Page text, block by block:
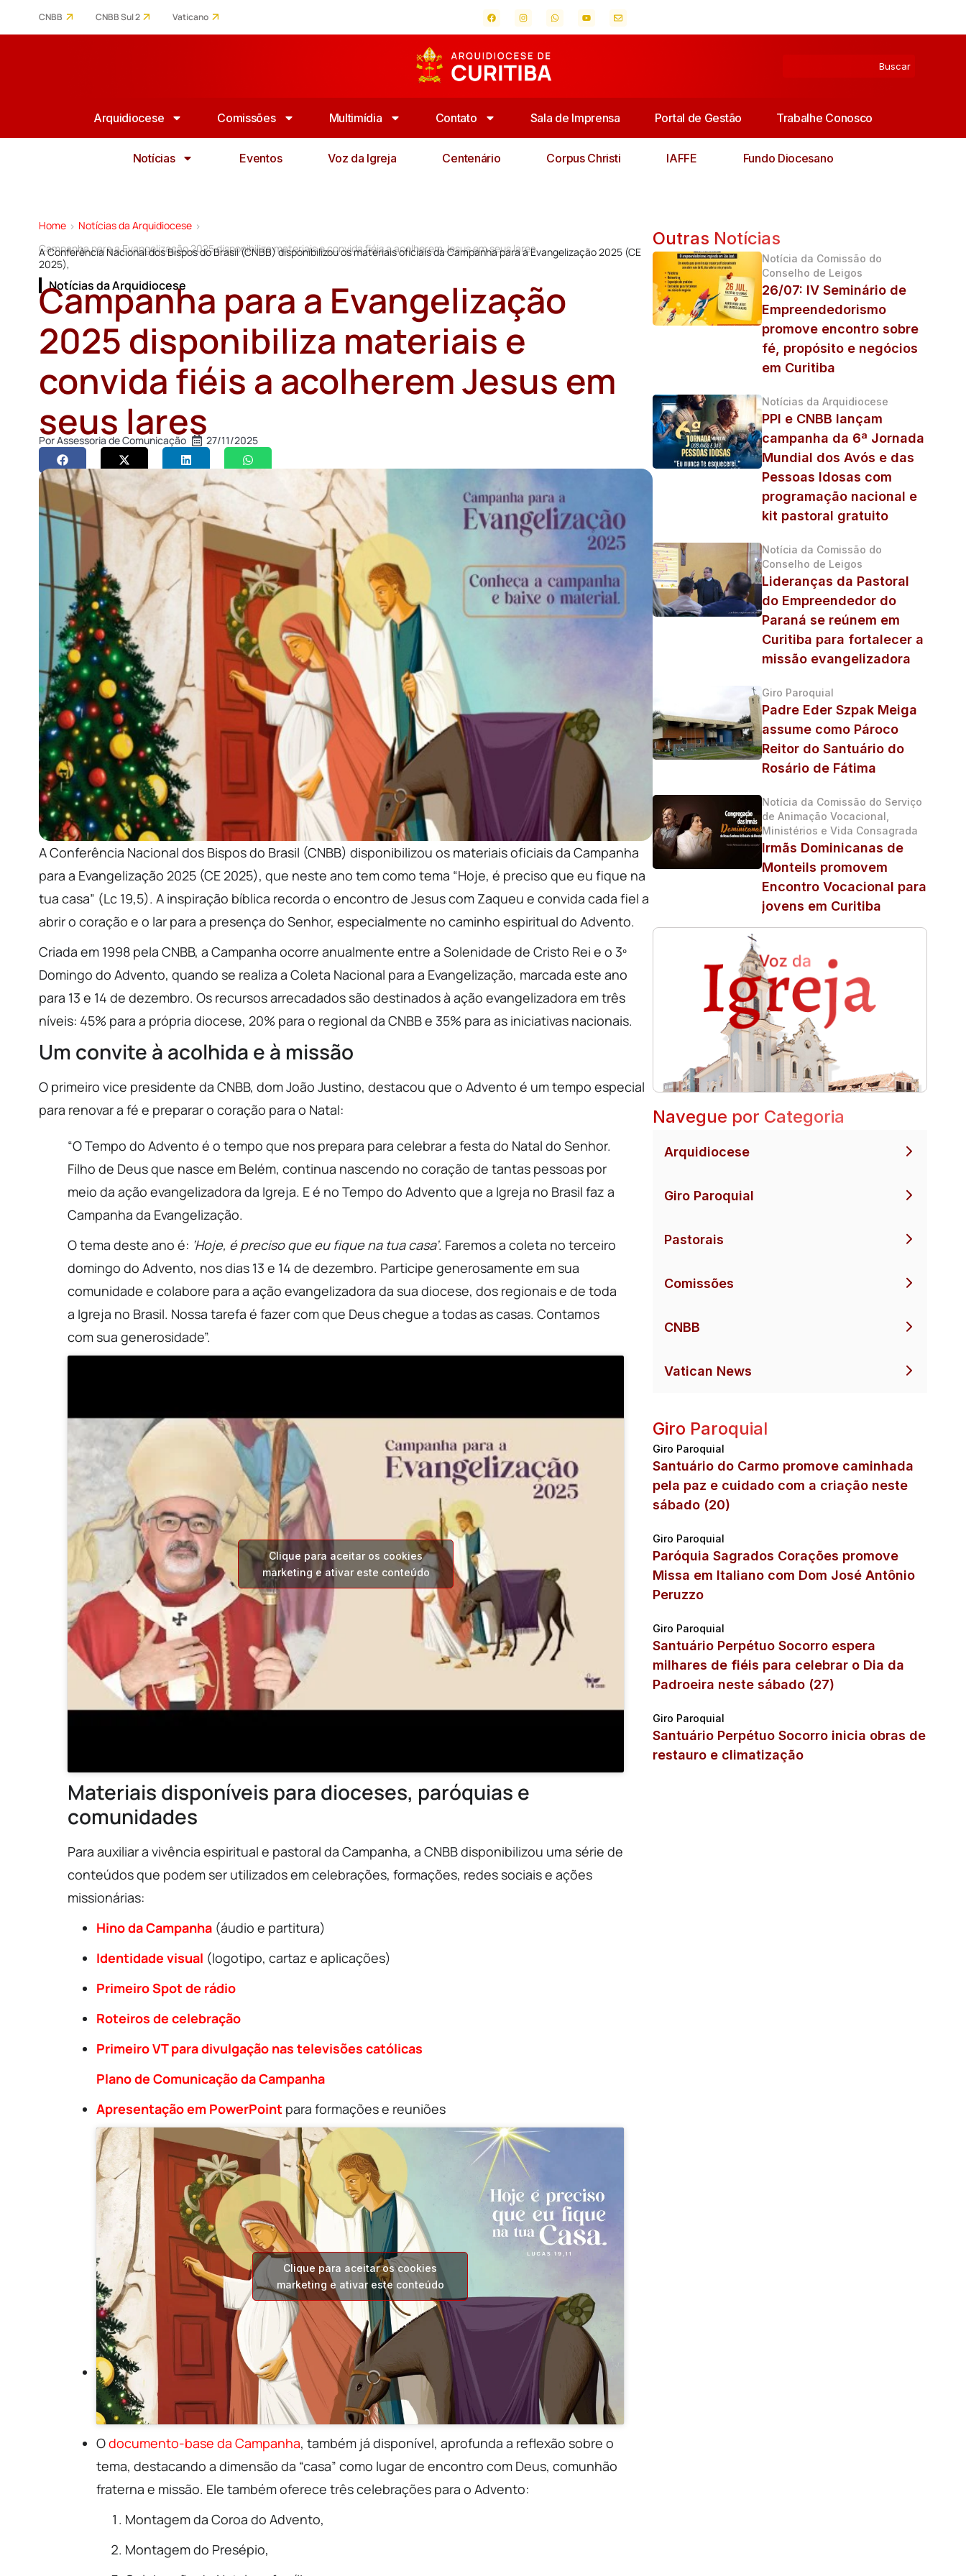
CNBB CNBB Sul 2 Vaticano
Arquidiocese Comissões Multimídia Contato Sala de Imprensa Portal de Gestão Trabalhe Conosco
Notícias Eventos Voz da Igreja Centenário Corpus Christi IAFFE Fundo Diocesano
Home > Notícias da Arquidiocese >
Campanha para a Evangelização 2025 disponibiliza materiais e convida fiéis a acolherem Jesus em seus lares
A Conferência Nacional dos Bispos do Brasil (CNBB) disponibilizou os materiais oficiais da Campanha para a Evangelização 2025 (CE
2025),
Notícias da Arquidiocese
Campanha para a Evangelização
2025 disponibiliza materiais e
convida fiéis a acolherem Jesus em
seus lares
PorAssessoria de Comunicação 27/11/2025
A Conferência Nacional dos Bispos do Brasil (CNBB) disponibilizou os materiais oficiais da Campanha
para a Evangelização 2025 (CE 2025), que neste ano tem como tema “Hoje, é preciso que eu fique na
tua casa” (Lc 19,5). A inspiração bíblica recorda o encontro de Jesus com Zaqueu e convida cada fiel a
abrir o coração e o lar para a presença do Senhor, especialmente no caminho espiritual do Advento.
Criada em 1998 pela CNBB, a Campanha ocorre anualmente entre a Solenidade de Cristo Rei e o 3º
Domingo do Advento, quando se realiza a Coleta Nacional para a Evangelização, marcada este ano
para 13 e 14 de dezembro. Os recursos arrecadados são destinados à ação evangelizadora em três
níveis: 45% para a própria diocese, 20% para o regional da CNBB e 35% para as iniciativas nacionais.
Um convite à acolhida e à missão
O primeiro vice presidente da CNBB, dom João Justino, destacou que o Advento é um tempo especial
para renovar a fé e preparar o coração para o Natal:
“O Tempo do Advento é o tempo que nos prepara para celebrar a festa do Natal do Senhor.
Filho de Deus que nasce em Belém, continua nascendo no coração de tantas pessoas por
meio da ação evangelizadora da Igreja. E é no Tempo do Advento que a Igreja no Brasil faz a
Campanha da Evangelização.
O tema deste ano é: ‘Hoje, é preciso que eu fique na tua casa’. Faremos a coleta no terceiro
domingo do Advento, nos dias 13 e 14 de dezembro. Participe generosamente em sua
comunidade e colabore para a ação evangelizadora da sua diocese, dos regionais e de toda
a Igreja no Brasil. Nossa tarefa é fazer com que Deus chegue a todas as casas. Contamos
com sua generosidade”.
Clique para aceitar os cookies
marketing e ativar este conteúdo
Materiais disponíveis para dioceses, paróquias e
comunidades
Para auxiliar a vivência espiritual e pastoral da Campanha, a CNBB disponibilizou uma série de
conteúdos que podem ser utilizados em celebrações, formações, redes sociais e ações
missionárias:
Hino da Campanha (áudio e partitura)
Identidade visual (logotipo, cartaz e aplicações)
Primeiro Spot de rádio
Roteiros de celebração
Primeiro VT para divulgação nas televisões católicas
Plano de Comunicação da Campanha
Apresentação em PowerPoint para formações e reuniões
Clique para aceitar os cookies
marketing e ativar este conteúdo
Odocumento-base da Campanha, também já disponível, aprofunda a reflexão sobre o
tema, destacando a dimensão da “casa” como lugar de encontro com Deus, comunhão
fraterna e missão. Ele também oferece três celebrações para o Advento:
Montagem da Coroa do Advento,
Montagem do Presépio,
Outras Notícias
Notícia da Comissão do
Conselho de Leigos
26/07: IV Seminário de
Empreendedorismo
promove encontro sobre
fé, propósito e negócios
em Curitiba
Notícias da Arquidiocese
PPI e CNBB lançam
campanha da 6ª Jornada
Mundial dos Avós e das
Pessoas Idosas com
programação nacional e
kit pastoral gratuito
Notícia da Comissão do
Conselho de Leigos
Lideranças da Pastoral
do Empreendedor do
Paraná se reúnem em
Curitiba para fortalecer a
missão evangelizadora
Giro Paroquial
Padre Eder Szpak Meiga
assume como Pároco
Reitor do Santuário do
Rosário de Fátima
Notícia da Comissão do Serviço
de Animação Vocacional,
Ministérios e Vida Consagrada
Irmãs Dominicanas de
Monteils promovem
Encontro Vocacional para
jovens em Curitiba
Navegue por Categoria
Arquidiocese
Giro Paroquial
Pastorais
Comissões
CNBB
Vatican News
Giro Paroquial
Giro Paroquial
Santuário do Carmo promove caminhada
pela paz e cuidado com a criação neste
sábado (20)
Giro Paroquial
Paróquia Sagrados Corações promove
Missa em Italiano com Dom José Antônio
Peruzzo
Giro Paroquial
Santuário Perpétuo Socorro espera
milhares de fiéis para celebrar o Dia da
Padroeira neste sábado (27)
Giro Paroquial
Santuário Perpétuo Socorro inicia obras de
restauro e climatização